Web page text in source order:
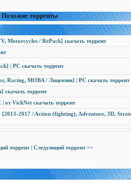
Похожие торренты
Motorcycles / RePack] скачать торрент
| PC скачать торрент
MOBA / Лицензия] | PC скачать торрент
скачать торрент
от VickNet скачать торрент
2017 / Action (fighting), Adventure, 3D,
торрент Следующий торрент >>